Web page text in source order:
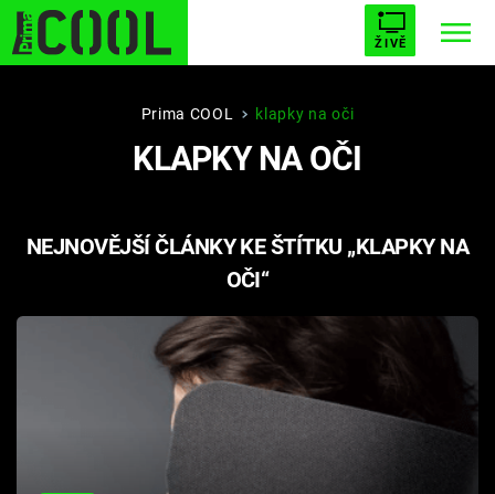
ŽIVĚ
STARHOUSE BUFFY, PŘEMOŽITELKA UPÍRŮ
PLNEJ KOTEL AVENGERS 5
Prima COOL klapky na oči
KLAPKY NA OČI
NEJNOVĚJŠÍ ČLÁNKY KE ŠTÍTKU „KLAPKY NA
OČI“